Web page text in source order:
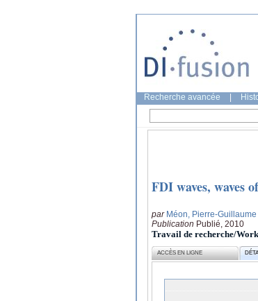
Recherche avancée
FDI waves, waves
par Méon, Pierre-Guillaume
Publication Publié, 2010
Travail de recherche/
ACCÈS EN LIGNE